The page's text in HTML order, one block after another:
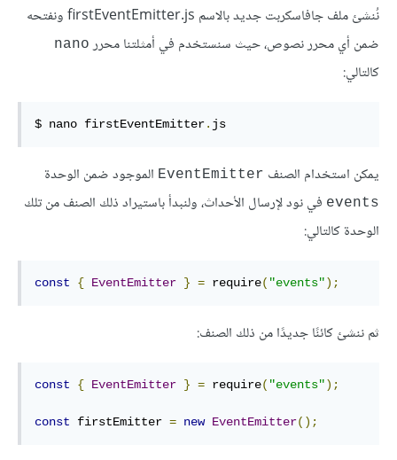
نُنشئ ملف جافاسكربت جديد بالاسم ‎firstEventEmitter.js‎ ونفتحه
ضمن أي محرر نصوص، حيث سنستخدم في أمثلتنا محرر ‎nano‎
كالتالي:
$ nano firstEventEmitter. js
يمكن استخدام الصنف ‎EventEmitter‎ الموجود ضمن الوحدة
‎events‎ في نود لإرسال الأحداث، ولنبدأ باستيراد ذلك الصنف من تلك
الوحدة كالتالي:
const { EventEmitter } = require( "events");
ثم ننشئ كائنًا جديدًا من ذلك الصنف:
const { EventEmitter } = require( "events");
const firstEmitter = new EventEmitter();